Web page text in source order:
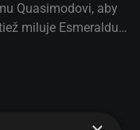
Quasimodovi, aby
miluje Esmeraldu
vystavené skúške.
z roku 1923